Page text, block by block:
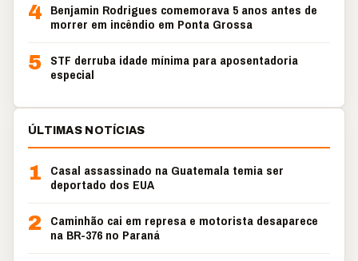
4 Benjamin Rodrigues comemorava 5 anos antes de
morrer em incêndio em Ponta Grossa
5 STF derruba idade mínima para aposentadoria
especial
ÚLTIMAS NOTÍCIAS
1
Casal assassinado na Guatemala temia ser
deportado dos EUA
2
Caminhão cai em represa e motorista desaparece
na BR-376 no Paraná